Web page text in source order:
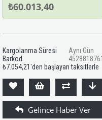
₺60.013,40
Kargolanma Süresi
Aynı Gün
Barkod
₺7.054,21'den başlayan taksitlerle